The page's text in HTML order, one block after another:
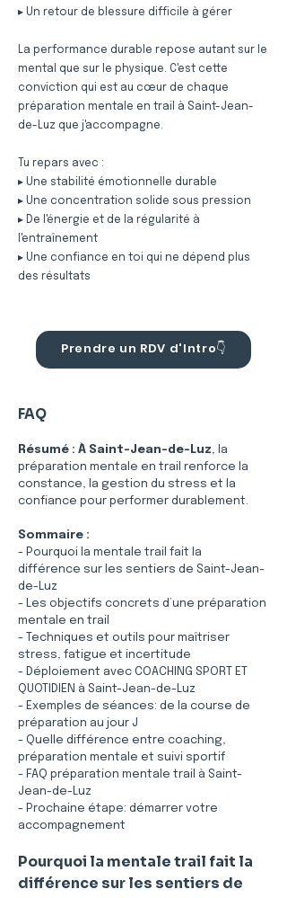
▸ Un retour de blessure difficile à gérer
La performance durable repose autant sur le
mental que sur le physique. C'est cette
conviction qui est au cœur de chaque
préparation mentale en trail à Saint-Jean-
de-Luz que j'accompagne.
Tu repars avec :
▸ Une stabilité émotionnelle durable
▸ Une concentration solide sous pression
▸ De l'énergie et de la régularité à
l'entraînement
▸ Une confiance en toi qui ne dépend plus
des résultats
Prendre un RDV d'Intro👇
FAQ
Résumé : À Saint-Jean-de-Luz, la
préparation mentale en trail renforce la
constance, la gestion du stress et la
confiance pour performer durablement.
Sommaire :
- Pourquoi la mentale trail fait la
différence sur les sentiers de Saint-Jean-
de-Luz
- Les objectifs concrets d’une préparation
mentale en trail
- Techniques et outils pour maîtriser
stress, fatigue et incertitude
- Déploiement avec COACHING SPORT ET
QUOTIDIEN à Saint-Jean-de-Luz
- Exemples de séances: de la course de
préparation au jour J
- Quelle différence entre coaching,
préparation mentale et suivi sportif
- FAQ préparation mentale trail à Saint-
Jean-de-Luz
- Prochaine étape: démarrer votre
accompagnement
Pourquoi la mentale trail fait la
différence sur les sentiers de